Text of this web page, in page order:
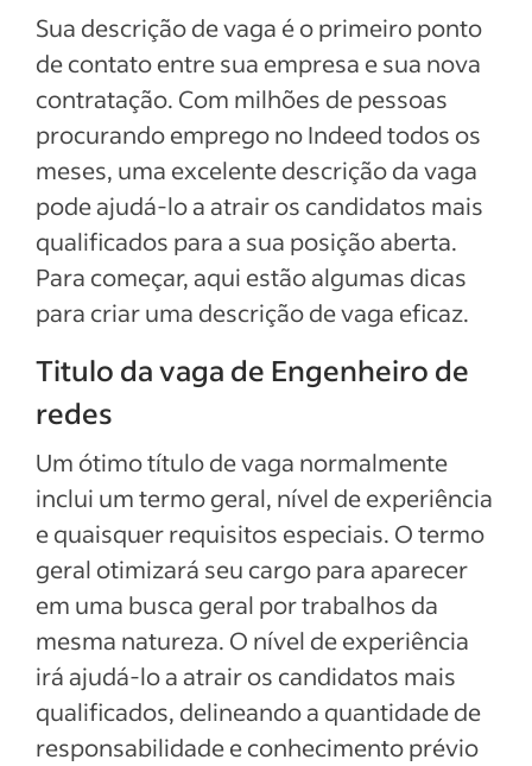
Responsabilidades e deveres de
Engenheiro de redes
Qualificações e habilidades de Engenheiro
de redes
Exemplos de descrição da vaga
Ver mais
Sua descrição de vaga é o primeiro ponto
de contato entre sua empresa e sua nova
contratação. Com milhões de pessoas
procurando emprego no Indeed todos os
meses, uma excelente descrição da vaga
pode ajudá-lo a atrair os candidatos mais
qualificados para a sua posição aberta.
Para começar, aqui estão algumas dicas
para criar uma descrição de vaga eficaz.
Titulo da vaga de Engenheiro de
redes
Um ótimo título de vaga normalmente
inclui um termo geral, nível de experiência
e quaisquer requisitos especiais. O termo
geral otimizará seu cargo para aparecer
em uma busca geral por trabalhos da
mesma natureza. O nível de experiência
irá ajudá-lo a atrair os candidatos mais
qualificados, delineando a quantidade de
responsabilidade e conhecimento prévio